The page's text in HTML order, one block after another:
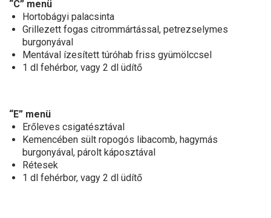
“C” menü
Hortobágyi palacsinta
Grillezett fogas citrommártással, petrezselymes
burgonyával
Mentával ízesített túróhab friss gyümölccsel
1 dl fehérbor, vagy 2 dl üdítő
“E” menü
Erőleves csigatésztával
Kemencében sült ropogós libacomb, hagymás
burgonyával, párolt káposztával
Rétesek
1 dl fehérbor, vagy 2 dl üdítő